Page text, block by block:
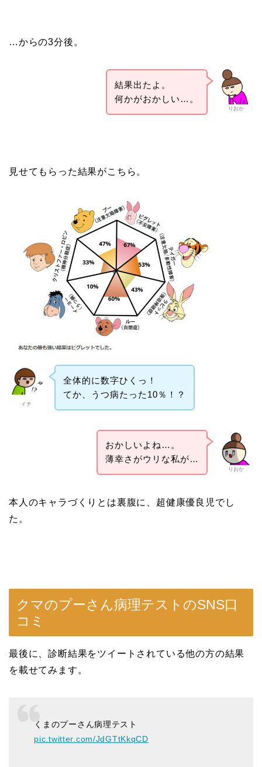
…からの3分後。
りおか
結果出たよ。
何かがおかしい…。
見せてもらった結果がこちら。
イチ
全体的に数字ひくっ！
てか、うつ病たった10％！？
りおか
おかしいよね…。
薄幸さがウリな私が…
本人のキャラづくりとは裏腹に、超健康優良児でし
た。
クマのプーさん病理テストのSNS口
コミ
最後に、診断結果をツイートされている他の方の結果
を載せてみます。
くまのプーさん病理テスト
pic.twitter.com/JdGTtKkqCD